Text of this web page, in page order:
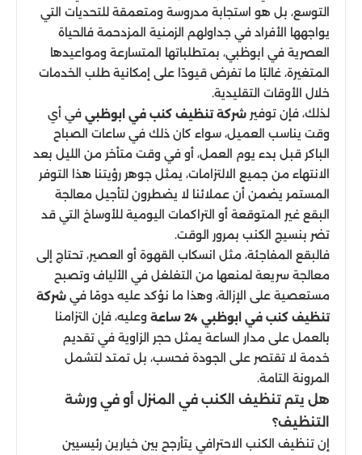
التوسع، بل هو استجابة مدروسة ومتعمقة للتحديات التي
يواجهها الأفراد في جداولهم الزمنية المزدحمة فالحياة
العصرية في ابوظبي، بمتطلباتها المتسارعة ومواعيدها
المتغيرة، غالبًا ما تفرض قيودًا على إمكانية طلب الخدمات
خلال الأوقات التقليدية.
لذلك، فإن توفير شركة تنظيف كنب في ابوظبي في أي
وقت يناسب العميل، سواء كان ذلك في ساعات الصباح
الباكر قبل بدء يوم العمل، أو في وقت متأخر من الليل بعد
الانتهاء من جميع الالتزامات، يمثل جوهر رؤيتنا هذا التوفر
المستمر يضمن أن عملائنا لا يضطرون لتأجيل معالجة
البقع غير المتوقعة أو التراكمات اليومية للأوساخ التي قد
تضر بنسيج الكنب بمرور الوقت.
فالبقع المفاجئة، مثل انسكاب القهوة أو العصير، تحتاج إلى
معالجة سريعة لمنعها من التغلغل في الألياف وتصبح
مستعصية على الإزالة، وهذا ما نؤكد عليه دومًا في شركة
تنظيف كنب في ابوظبي 24 ساعة
وعليه، فإن التزامنا
بالعمل على مدار الساعة يمثل حجر الزاوية في تقديم
خدمة لا تقتصر على الجودة فحسب، بل تمتد لتشمل
المرونة التامة.
هل يتم تنظيف الكنب في المنزل أو في ورشة
التنظيف؟
إن تنظيف الكنب الاحترافي يتأرجح بين خيارين رئيسيين